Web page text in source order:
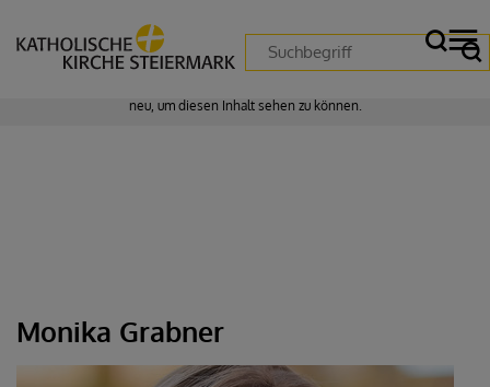
Zustimmung erforderlich!
neu, um diesen Inhalt sehen zu können.
Monika Grabner